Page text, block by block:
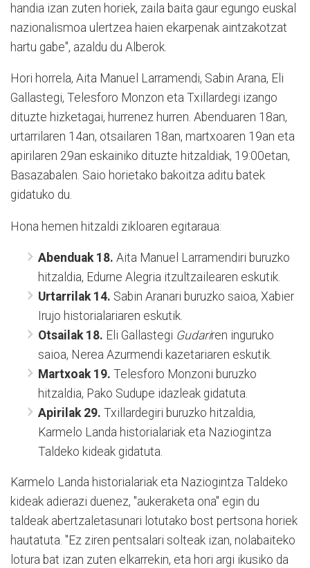
handia izan zuten horiek, zaila baita gaur egungo euskal
nazionalismoa ulertzea haien ekarpenak aintzakotzat
hartu gabe", azaldu du Alberok.
Hori horrela, Aita Manuel Larramendi, Sabin Arana, Eli
Gallastegi, Telesforo Monzon eta Txillardegi izango
dituzte hizketagai, hurrenez hurren. Abenduaren 18an,
urtarrilaren 14an, otsailaren 18an, martxoaren 19an eta
apirilaren 29an eskainiko dituzte hitzaldiak, 19:00etan,
Basazabalen. Saio horietako bakoitza aditu batek
gidatuko du.
Hona hemen hitzaldi zikloaren egitaraua:
Abenduak 18. Aita Manuel Larramendiri buruzko
hitzaldia, Edurne Alegria itzultzailearen eskutik.
Urtarrilak 14. Sabin Aranari buruzko saioa, Xabier
Irujo historialariaren eskutik.
Otsailak 18. Eli Gallastegi Gudariren inguruko
saioa, Nerea Azurmendi kazetariaren eskutik.
Martxoak 19. Telesforo Monzoni buruzko
hitzaldia, Pako Sudupe idazleak gidatuta.
Apirilak 29. Txillardegiri buruzko hitzaldia,
Karmelo Landa historialariak eta Naziogintza
Taldeko kideak gidatuta.
Karmelo Landa historialariak eta Naziogintza Taldeko
kideak adierazi duenez, "aukeraketa ona" egin du
taldeak abertzaletasunari lotutako bost pertsona horiek
hautatuta. "Ez ziren pentsalari solteak izan, nolabaiteko
lotura bat izan zuten elkarrekin, eta hori argi ikusiko da